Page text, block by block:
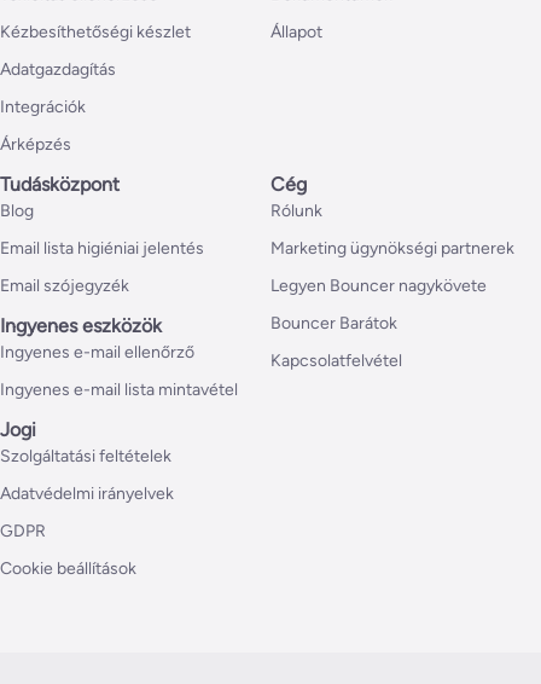
Kézbesíthetőségi készlet
Adatgazdagítás
Integrációk
Árképzés
Állapot
Tudásközpont
Blog
Email lista higiéniai jelentés
Email szójegyzék
Ingyenes eszközök
Ingyenes e-mail ellenőrző
Ingyenes e-mail lista mintavétel
Cég
Rólunk
Marketing ügynökségi partnerek
Legyen Bouncer nagykövete
Bouncer Barátok
Kapcsolatfelvétel
Jogi
Szolgáltatási feltételek
Adatvédelmi irányelvek
GDPR
Cookie beállítások